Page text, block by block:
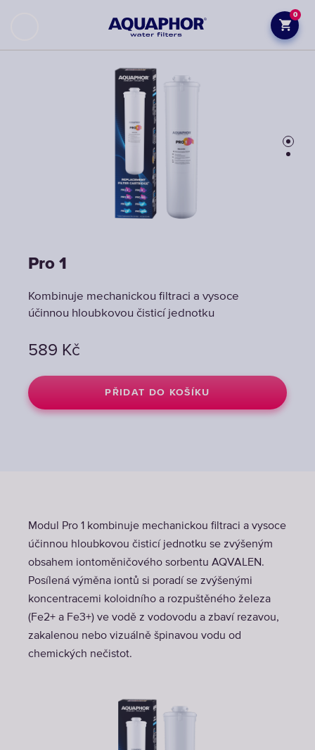
0
Pro 1
Kombinuje mechanickou filtraci a vysoce
účinnou hloubkovou čisticí jednotku
589 Kč
PŘIDAT DO KOŠÍKU
Pro 1
Kombinuje mechanickou filtraci a vysoce
účinnou hloubkovou čisticí jednotku
589 Kč
PŘIDAT DO KOŠÍKU
Modul Pro 1 kombinuje mechanickou filtraci a vysoce
účinnou hloubkovou čisticí jednotku se zvýšeným
obsahem iontoměničového sorbentu AQVALEN.
Posílená výměna iontů si poradí se zvýšenými
koncentracemi koloidního a rozpuštěného železa
(Fe2+ a Fe3+) ve vodě z vodovodu a zbaví rezavou,
zakalenou nebo vizuálně špinavou vodu od
chemických nečistot.